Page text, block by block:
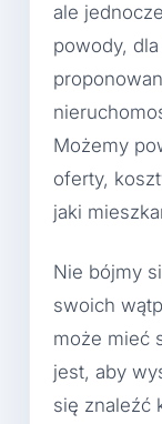
ale
powody,
Możemy
oferty,
jaki
Nie bójmy
swoich
może mieć
jest, aby
się znaleźć